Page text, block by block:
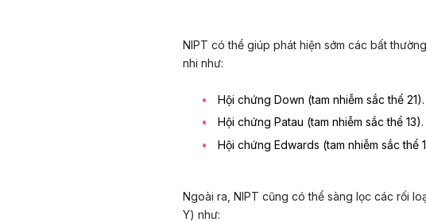
NIPT có thể giúp phát hiện sớm các bất
nhi như:
Hội chứng Down (tam nhiễm sắc thể 21).
Hội chứng Patau (tam nhiễm sắc thể 13).
Hội chứng Edwards (tam nhiễm sắc thể
Ngoài ra, NIPT cũng có thể sàng lọc các rối
Y) như: